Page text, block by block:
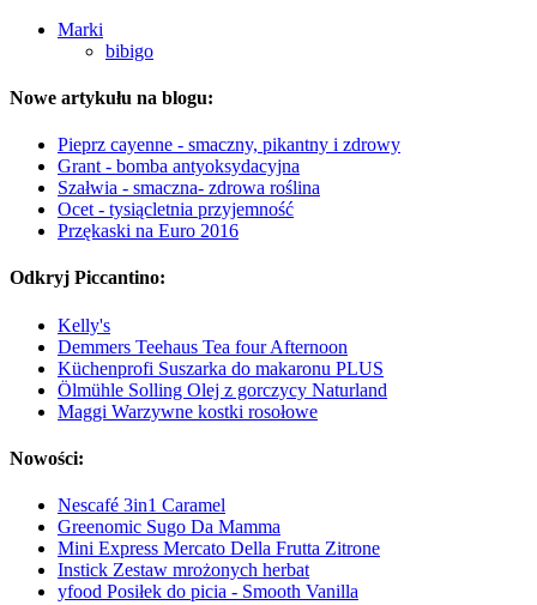
Marki
bibigo
Nowe artykułu na blogu:
Pieprz cayenne - smaczny, pikantny i zdrowy
Grant - bomba antyoksydacyjna
Szałwia - smaczna- zdrowa roślina
Ocet - tysiącletnia przyjemność
Przękaski na Euro 2016
Odkryj Piccantino:
Kelly's
Demmers Teehaus Tea four Afternoon
Küchenprofi Suszarka do makaronu PLUS
Ölmühle Solling Olej z gorczycy Naturland
Maggi Warzywne kostki rosołowe
Nowości:
Nescafé 3in1 Caramel
Greenomic Sugo Da Mamma
Mini Express Mercato Della Frutta Zitrone
Instick Zestaw mrożonych herbat
yfood Posiłek do picia - Smooth Vanilla